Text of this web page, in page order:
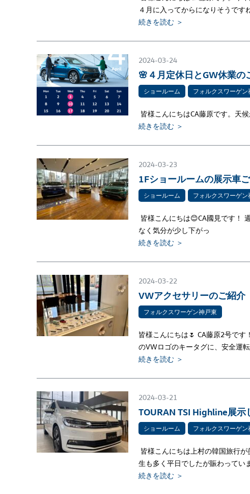
４月に入ってからになりそうです
続きを読む ＞
2024-03-24
🌸４月定休日とGW休業の
ショールーム フォルクスワーゲン
皆様こんにちはCA藤原です。天
続きを読む ＞
2024-03-23
1Fショールームの展示車
ショールーム フォルクスワーゲン
皆様こんにちは😊CA國見です！
なく気分が少し下がっ
続きを読む ＞
2024-03-22
VWアクセサリーのご紹介
フォルクスワーゲン神戸東
皆様こんにちは🌷 CA藤原2号で
のVWロゴのキータグに、安全運
続きを読む ＞
2024-03-21
TOURAN TSI Highline展示
ショールーム フォルクスワーゲン
皆様こんにちは上村の韓国旅行
生も多く平日でしたが賑わってい
続きを読む ＞